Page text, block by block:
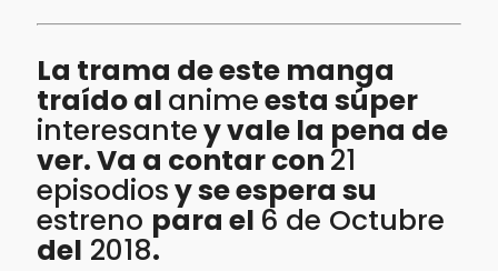
La trama de este manga
traído al animeesta súper
interesantey vale la pena de
ver. Va a contar con 21
episodiosy se espera su
estreno para el 6 de Octubre
del 2018.